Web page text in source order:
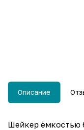
Описание
Шейкер ёмкостью